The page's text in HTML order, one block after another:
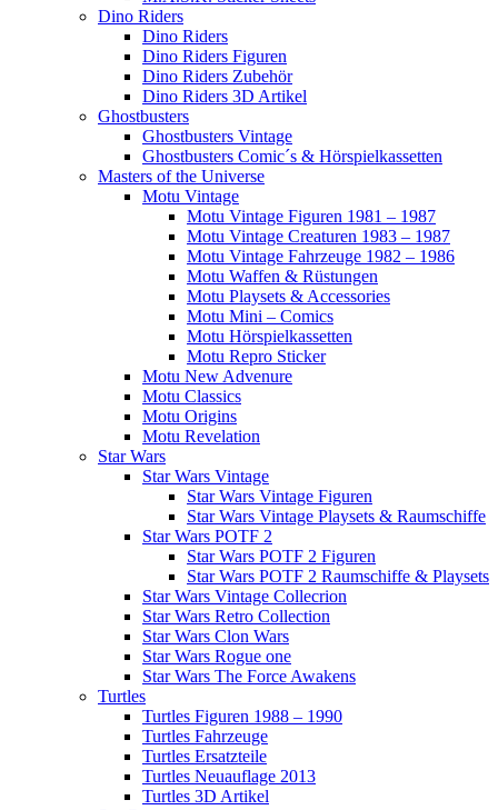
Dino Riders
Dino Riders
Dino Riders Figuren
Dino Riders Zubehör
Dino Riders 3D Artikel
Ghostbusters
Ghostbusters Vintage
Ghostbusters Comic´s & Hörspielkassetten
Masters of the Universe
Motu Vintage
Motu Vintage Figuren 1981 – 1987
Motu Vintage Creaturen 1983 – 1987
Motu Vintage Fahrzeuge 1982 – 1986
Motu Waffen & Rüstungen
Motu Playsets & Accessories
Motu Mini – Comics
Motu Hörspielkassetten
Motu Repro Sticker
Motu New Advenure
Motu Classics
Motu Origins
Motu Revelation
Star Wars
Star Wars Vintage
Star Wars Vintage Figuren
Star Wars Vintage Playsets & Raumschiffe
Star Wars POTF 2
Star Wars POTF 2 Figuren
Star Wars POTF 2 Raumschiffe & Playsets
Star Wars Vintage Collecrion
Star Wars Retro Collection
Star Wars Clon Wars
Star Wars Rogue one
Star Wars The Force Awakens
Turtles
Turtles Figuren 1988 – 1990
Turtles Fahrzeuge
Turtles Ersatzteile
Turtles Neuauflage 2013
Turtles 3D Artikel